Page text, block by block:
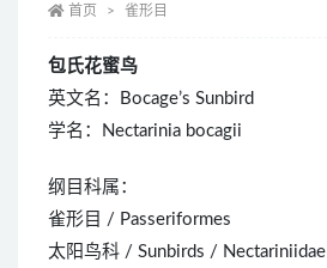
首页 雀形目
包氏花蜜鸟
英文名：Bocage’s Sunbird
学名：Nectarinia bocagii
纲目科属：
雀形目 / Passeriformes
太阳鸟科 / Sunbirds / Nectariniidae